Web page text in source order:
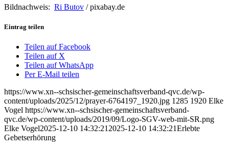
Bildnachweis: Ri Butov / pixabay.de
Eintrag teilen
Teilen auf Facebook
Teilen auf X
Teilen auf WhatsApp
Per E-Mail teilen
https://www.xn--schsischer-gemeinschaftsverband-qvc.de/wp-
content/uploads/2025/12/prayer-6764197_1920.jpg 1285 1920 Elke
Vogel https://www.xn--schsischer-gemeinschaftsverband-
qvc.de/wp-content/uploads/2019/09/Logo-SGV-web-mit-SR.png
Elke Vogel2025-12-10 14:32:21 2025-12-10 14:32:21Erlebte
Gebetserhörung